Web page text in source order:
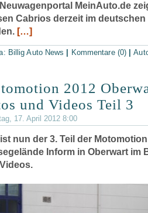
MeinAuto.de
Cabrios derzeit im
[…]
Billig Auto News Kommentare (0) |
2012
und Videos Teil 3
17. April 2012 8:00
nun der 3. Teil der
Inform in Oberwart im